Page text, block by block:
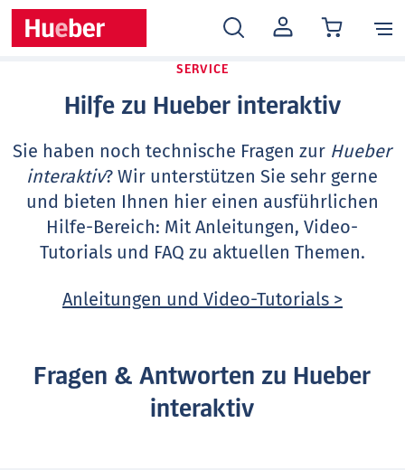
MEIN
KONTO
SERVICE
Hilfe zu Hueber interaktiv
Sie haben noch technische Fragen zur Hueber
interaktiv? Wir unterstützen Sie sehr gerne
und bieten Ihnen hier einen ausführlichen
Hilfe-Bereich: Mit Anleitungen, Video-
Tutorials und FAQ zu aktuellen Themen.
Anleitungen und Video-Tutorials >
Fragen & Antworten zu Hueber
interaktiv